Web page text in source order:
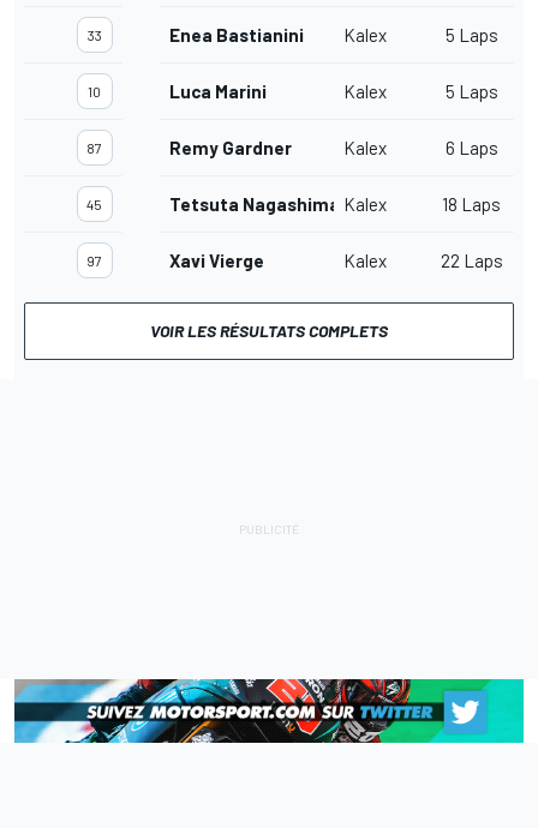
33 Enea Bastianini Kalex 5 Laps
10 Luca Marini Kalex 5 Laps
87 Remy Gardner Kalex 6 Laps
45 Tetsuta Nagashima Kalex 18 Laps
97 Xavi Vierge Kalex 22 Laps
VOIR LES RÉSULTATS COMPLETS